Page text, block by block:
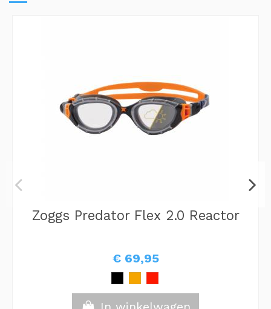
Zoggs Predator Flex 2.0 Reactor
€ 69,95